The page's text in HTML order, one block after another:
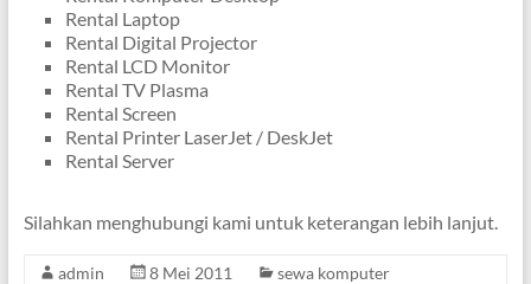
Rental Laptop
Rental Digital Projector
Rental LCD Monitor
Rental TV Plasma
Rental Screen
Rental Printer LaserJet / DeskJet
Rental Server
Silahkan menghubungi kami untuk keterangan lebih lanjut.
admin 8 Mei 2011 sewa komputer